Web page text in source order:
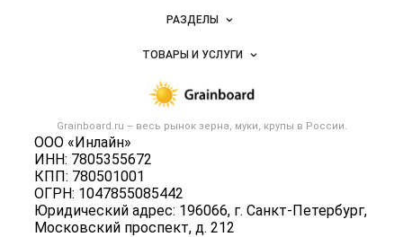
Grainboard.ru – весь рынок зерна, муки, крупы в России.
ООО «Инлайн»
ИНН: 7805355672
КПП: 780501001
ОГРН: 1047855085442
Юридический адрес: 196066, г. Санкт-Петербург,
Московский проспект, д. 212
Новости Grainboard.ru
Размещение рекламы
Публичная оферта
Контактная информация
Политика обработки персональных данных
РАЗДЕЛЫ
Объявления
Новости рынка
ТОВАРЫ И УСЛУГИ
Мука
Оборудование
Прочее